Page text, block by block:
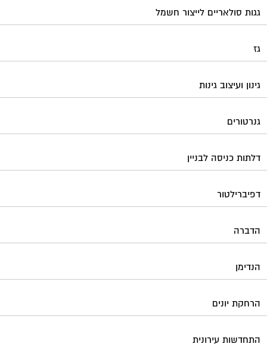
גגות סולאריים לייצור חשמל
גז
גינון ועיצוב גינות
גנרטורים
דלתות כניסה לבניין
דפיברילטור
הדברה
הנדימן
הרחקת יונים
התחדשות עירונית